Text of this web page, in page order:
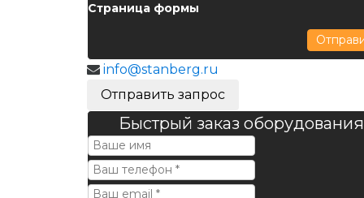
Страница формы
info@stanberg.ru
Отправить запрос
Быстрый заказ оборудования